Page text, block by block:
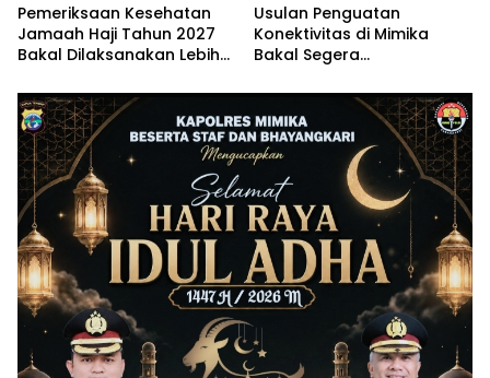
Pemeriksaan Kesehatan
Jamaah Haji Tahun 2027
Bakal Dilaksanakan Lebih
Usulan Penguatan
Konektivitas di Mimika
Bakal Segera
Dengan Bappenas